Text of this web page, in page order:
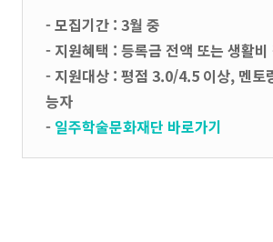
- 모집기간 : 3월 중
- 지원혜택 : 등록금 전액 또는 생활비
- 지원대상 : 평점 3.0/4.5 이상, 멘토
능자
- 일주학술문화재단 바로가기